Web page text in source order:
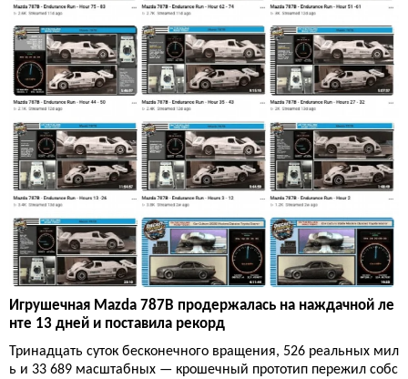
Игрушечная Mazda 787B продержалась на наждачной ле
нте 13 дней и поставила рекорд
Тринадцать суток бесконечного вращения, 526 реальных мил
ь и 33 689 масштабных — крошечный прототип пережил собс